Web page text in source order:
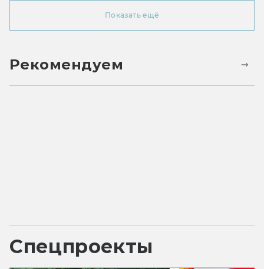
Показать ещё
Рекомендуем
Спецпроекты